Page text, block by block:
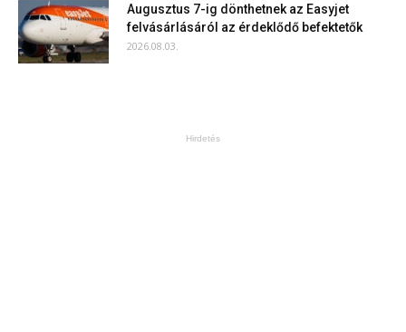
Augusztus 7-ig dönthetnek az Easyjet
felvásárlásáról az érdeklődő befektetők
2026.08.03.
Hirdetés